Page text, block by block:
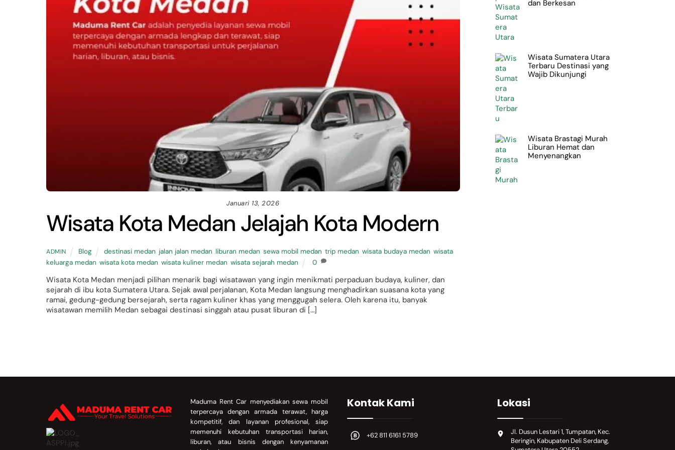
Januari 13, 2026
Wisata Kota Medan Jelajah Kota Modern
ADMIN Blog destinasi medan jalan jalan medan liburan medan ,sewa mobil medan ,trip medan ,wisata budaya medan ,wisata
keluarga medan wisata kota medan wisata kuliner medan wisata sejarah medan 0
Wisata Kota Medan menjadi pilihan menarik bagi wisatawan yang ingin menikmati perpaduan budaya, kuliner, dan
sejarah di ibu kota Sumatera Utara. Sejak awal perjalanan, Kota Medan langsung menghadirkan suasana kota yang
ramai, gedung-gedung bersejarah, serta ragam kuliner khas yang menggugah selera. Oleh karena itu, banyak
wisatawan memilih Medan sebagai destinasi singgah atau pusat liburan di […]
dan Berkesan
Wisata Sumatera Utara
Terbaru Destinasi yang
Wajib Dikunjungi
Wisata Brastagi Murah
Liburan Hemat dan
Menyenangkan
Maduma Rent Car menyediakan sewa mobil
terpercaya dengan armada terawat, harga
kompetitif, dan layanan profesional, siap
memenuhi kebutuhan transportasi harian,
liburan, atau bisnis dengan kenyamanan
Kontak Kami
+62 811 6161 5789
Lokasi
Jl. Dusun Lestari 1, Tumpatan, Kec.
Beringin, Kabupaten Deli Serdang,